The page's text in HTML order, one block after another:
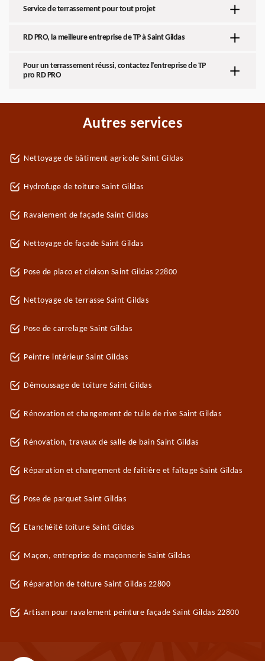
Service de terrassement pour tout projet
RD PRO, la meilleure entreprise de TP à Saint Gildas
Pour un terrassement réussi, contactez l’entreprise de TP
pro RD PRO
Autres services
Nettoyage de bâtiment agricole Saint Gildas
Hydrofuge de toiture Saint Gildas
Ravalement de façade Saint Gildas
Nettoyage de façade Saint Gildas
Pose de placo et cloison Saint Gildas 22800
Nettoyage de terrasse Saint Gildas
Pose de carrelage Saint Gildas
Peintre intérieur Saint Gildas
Démoussage de toiture Saint Gildas
Rénovation et changement de tuile de rive Saint Gildas
Rénovation, travaux de salle de bain Saint Gildas
Réparation et changement de faîtière et faîtage Saint Gildas
Pose de parquet Saint Gildas
Etanchéité toiture Saint Gildas
Maçon, entreprise de maçonnerie Saint Gildas
Réparation de toiture Saint Gildas 22800
Artisan pour ravalement peinture façade Saint Gildas 22800